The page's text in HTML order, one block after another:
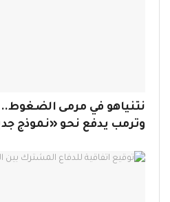
نتنياهو في مرمى الضغوط..
وترمب يدفع نحو «نموذج